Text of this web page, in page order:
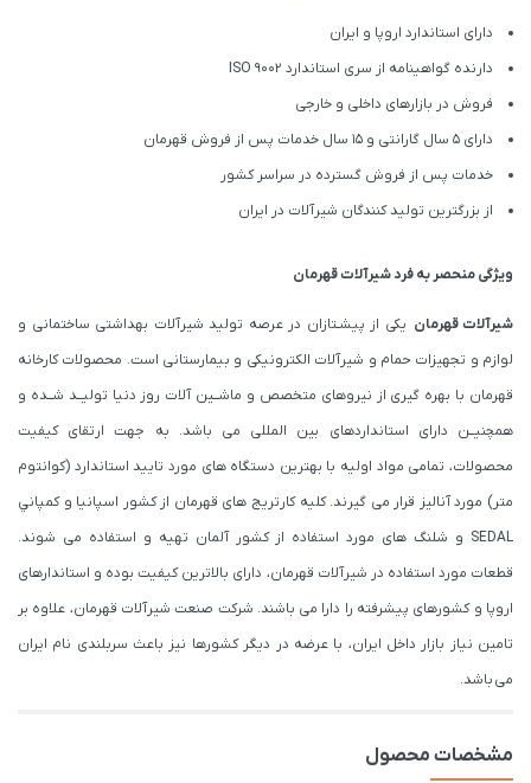
دارای استاندارد اروپا و ایران
دارنده گواهینامه از سری استاندارد ISO 9002
فروش در بازارهای داخلی و خارجی
دارای 5 سال گارانتی و 15 سال خدمات پس از فروش قهرمان
خدمات پس از فروش گسترده در سراسر کشور
از بزرگترین تولید کنندگان شیرآلات در ایران
ویژگی منحصر به فرد شیرآلات قهرمان
شیرآلات قهرمان یکی از پیشـتازان در عرصه تولید شیرآلات بهداشتی ساختمانی و
لوازم و تجهیزات حمام و شیرآلات الکترونیکی و بیمارستانی است. محصولات کارخانه
قهرمان با بهره گیری از نیروهای متخصص و ماشــین آلات روز دنیا تولیــد شــده و
همچنیــن دارای استانداردهای بین المللی می باشد. به جهت ارتقای کیفیت
محصولات، تمامی مواد اولیه با بهترین دستگاه های مورد تایید استاندارد (كوانتوم
متر) مورد آنالیز قرار می گیرند. كليه كارتريج های قهرمان از كشور اسپانيا و كمپاني
SEDAL و شلنگ های مورد استفاده از کشور آلمان تهیه و استفاده می شوند.
قطعات مورد استفاده در شیرآلات قهرمان، دارای بالاترین کیفیت بوده و استاندارهای
اروپا و کشورهای پیشرفته را دارا می باشند. شرکت صنعت شیرآلات قهرمان، علاوه بر
تامین نیاز بازار داخل ایران، با عرضه در دیگر کشورها نیز باعث سربلندی نام ایران
می باشد.
مشخصات محصول